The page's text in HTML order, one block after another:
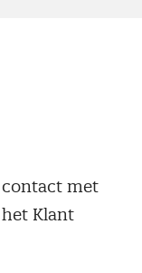
contact met
Klant